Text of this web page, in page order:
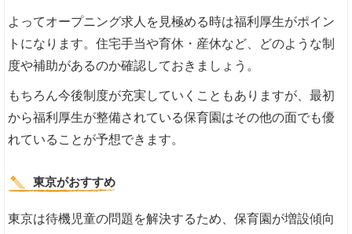
よってオープニング求人を見極める時は福利厚生がポイン
トになります。住宅手当や育休・産休など、どのような制
度や補助があるのか確認しておきましょう。
もちろん今後制度が充実していくこともありますが、最初
から福利厚生が整備されている保育園はその他の面でも優
れていることが予想できます。
東京がおすすめ
東京は待機児童の問題を解決するため、保育園が増設傾向